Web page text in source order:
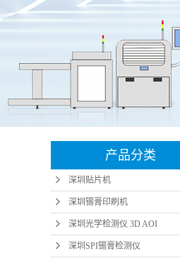
联系我们
服务支持
产品分类
深圳贴片机
深圳锡膏印刷机
深圳光学检测仪 3D AOI
深圳SPI锡膏检测仪